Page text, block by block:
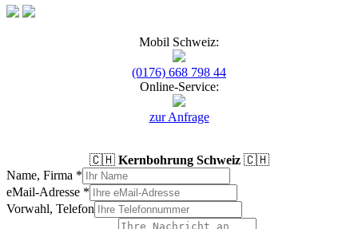
Mobil Schweiz:
(0176) 668 798 44
Online-Service:
zur Anfrage
🇨🇭 Kernbohrung Schweiz🇨🇭
Name, Firma *
eMail-Adresse *
Vorwahl, Telefon